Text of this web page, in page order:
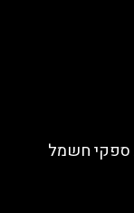
ספקי חשמל